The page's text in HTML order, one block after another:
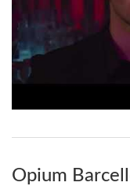
Opium